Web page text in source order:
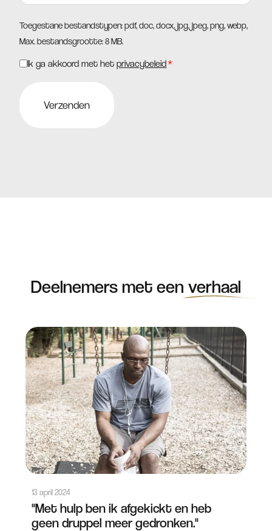
Toegestane bestandstypen: pdf, doc, docx, jpg, jpeg, png, webp,
Max. bestandsgrootte: 8 MB.
Instemming
Ik ga akkoord met hetprivacybeleid*
Deelnemers met een verhaal
13 april 2024
"Met hulp ben ik afgekickt en heb
geen druppel meer gedronken."